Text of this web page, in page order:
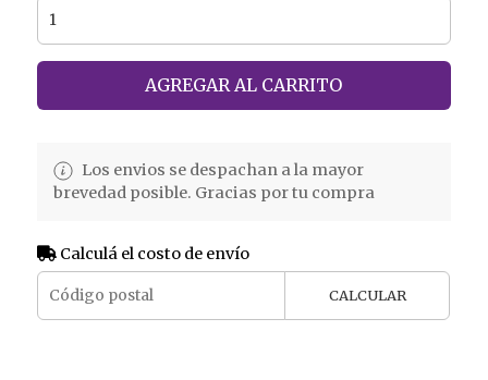
AGREGAR AL CARRITO
Los envios se despachan a la mayor
brevedad posible. Gracias por tu compra
Calculá el costo de envío
CALCULAR